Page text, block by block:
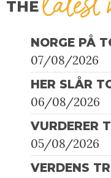
THE
NORGE PÅ
07/08/2026
HER SLÅR
06/08/2026
VURDERER
05/08/2026
VERDENS